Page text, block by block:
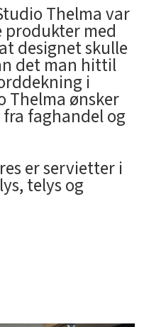
Thelma var
med
designet skulle
det man hittil
i
Thelma ønsker
faghandel og
er servietter i
telys og